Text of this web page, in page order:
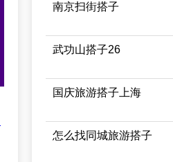
南京扫街搭子
武功山搭子26
国庆旅游搭子上海
怎么找同城旅游搭子